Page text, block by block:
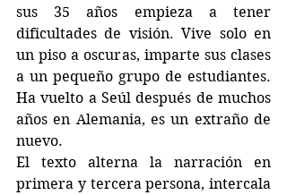
sus 35 años empieza a tener
dificultades de visión. Vive solo en
un piso a oscuras, imparte sus clases
a un pequeño grupo de estudiantes.
Ha vuelto a Seúl después de muchos
años en Alemania, es un extraño de
nuevo.
El texto alterna la narración en
primera y tercera persona, intercala